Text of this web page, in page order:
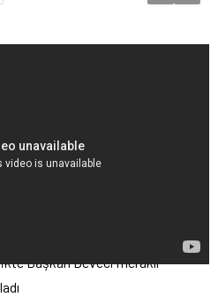
Başkan Deveci meraklı